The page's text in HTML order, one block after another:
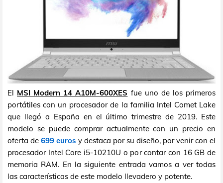
El MSI Modern 14 A10M-600XES fue uno de los primeros
portátiles con un procesador de la familia Intel Comet Lake
que llegó a España en el último trimestre de 2019. Este
modelo se puede comprar actualmente con un precio en
oferta de 699 euros y destaca por su diseño, por venir con el
procesador Intel Core i5-10210U o por contar con 16 GB de
memoria RAM. En la siguiente entrada vamos a ver todas
las características de este modelo llevadero y potente.